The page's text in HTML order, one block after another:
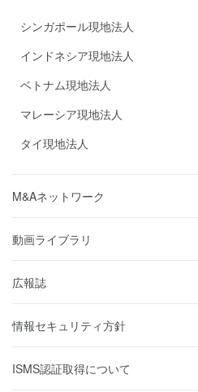
シンガポール現地法人
インドネシア現地法人
ベトナム現地法人
マレーシア現地法人
タイ現地法人
M&Aネットワーク
動画ライブラリ
広報誌
情報セキュリティ方針
ISMS認証取得について